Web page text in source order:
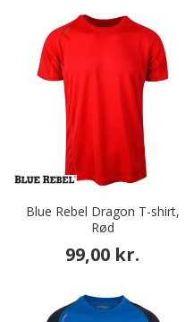
Blue Rebel Dragon T-shirt,
Rød
99,00 kr.